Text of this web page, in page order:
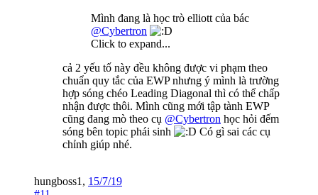
Mình đang là học trò elliott của bác
@Cybertron
Click to expand...
cả 2 yếu tố này đều không được vi phạm theo
chuẩn quy tắc của EWP nhưng ý mình là trường
hợp sóng chéo Leading Diagonal thì có thể chấp
nhận được thôi. Mình cũng mới tập tành EWP
cũng đang mò theo cụ @Cybertron học hỏi đếm
sóng bên topic phái sinh
Có gì sai các cụ
chỉnh giúp nhé.
hungboss1 , 15/7/19